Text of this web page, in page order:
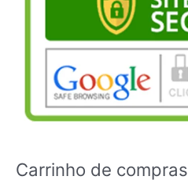
Carrinho de compras